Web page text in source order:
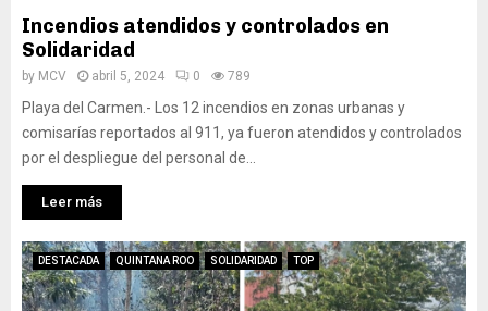
Incendios atendidos y controlados en
Solidaridad
by MCV abril 5, 2024 0 789
Playa del Carmen.- Los 12 incendios en zonas urbanas y
comisarías reportados al 911, ya fueron atendidos y controlados
por el despliegue del personal de...
Leer más
DESTACADA QUINTANA ROO SOLIDARIDAD TOP